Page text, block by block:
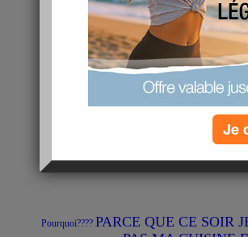
Pourquoi???? PARCE QUE CE SOIR
Je